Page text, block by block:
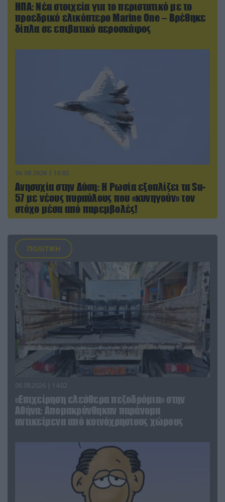
ΗΠΑ: Nέα στοιχεία για το περιστατικό με το
προεδρικό ελικόπτερο Marine One – Βρέθηκε
δίπλα σε επιβατικό αεροσκάφος
06.08.2026 | 10:02
Ανησυχία στην Δύση: H Ρωσία εξοπλίζει τα Su-
57 με νέους πυραύλους που «κυνηγούν» τον
στόχο μέσα από παρεμβολές!
ΠΟΛΙΤΙΚΗ
06.08.2026 | 14:02
«Επιχείρηση ελεύθερα πεζοδρόμια» στην
Αθήνα: Απομακρύνθηκαν παράνομα
αντικείμενα από κοινόχρηστους χώρους